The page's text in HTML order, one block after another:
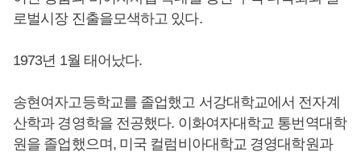
로벌시장 진출을모색하고 있다.
1973년 1월 태어났다.
송현여자고등학교를 졸업했고 서강대학교에서 전자계
산학과 경영학을 전공했다. 이화여자대학교 통번역대학
원을 졸업했으며, 미국 컬럼비아대학교 경영대학원과